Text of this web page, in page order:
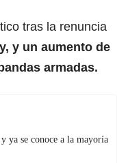
tras la renuncia
y un aumento de
armadas.
ya se conoce a la mayoría